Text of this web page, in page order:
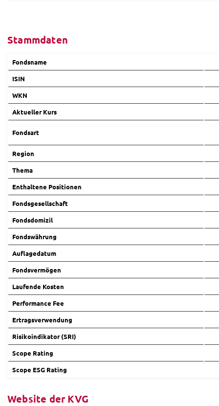
Stammdaten
Fondsname
ISIN
WKN
Aktueller Kurs
Fondsart
Region
Thema
Enthaltene Positionen
Fondsgesellschaft
Fondsdomizil
Fondswährung
Auflagedatum
Fondsvermögen
Laufende Kosten
Performance Fee
Ertragsverwendung
Risikoindikator (SRI)
Scope Rating
Scope ESG Rating
Website der KVG